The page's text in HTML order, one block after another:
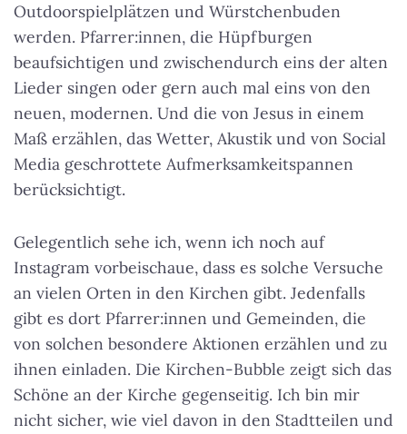
Outdoorspielplätzen und Würstchenbuden
werden. Pfarrer:innen, die Hüpfburgen
beaufsichtigen und zwischendurch eins der alten
Lieder singen oder gern auch mal eins von den
neuen, modernen. Und die von Jesus in einem
Maß erzählen, das Wetter, Akustik und von Social
Media geschrottete Aufmerksamkeitspannen
berücksichtigt.
Gelegentlich sehe ich, wenn ich noch auf
Instagram vorbeischaue, dass es solche Versuche
an vielen Orten in den Kirchen gibt. Jedenfalls
gibt es dort Pfarrer:innen und Gemeinden, die
von solchen besondere Aktionen erzählen und zu
ihnen einladen. Die Kirchen-Bubble zeigt sich das
Schöne an der Kirche gegenseitig. Ich bin mir
nicht sicher, wie viel davon in den Stadtteilen und